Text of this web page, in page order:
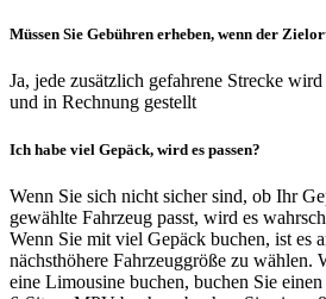
Müssen Sie Gebühren erheben, wenn der
Ja, jede zusätzlich gefahrene Strecke
und in Rechnung gestellt
Ich habe viel Gepäck, wird es passen?
Wenn Sie sich nicht sicher sind, ob Ihr
gewählte Fahrzeug passt, wird es
Wenn Sie mit viel Gepäck buchen, ist es
nächsthöhere Fahrzeuggröße zu wählen.
eine Limousine buchen, buchen Sie